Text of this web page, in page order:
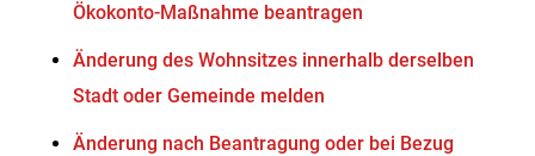
Ökokonto-Maßnahme beantragen
Änderung des Wohnsitzes innerhalb derselben
Stadt oder Gemeinde melden
Änderung nach Beantragung oder bei Bezug